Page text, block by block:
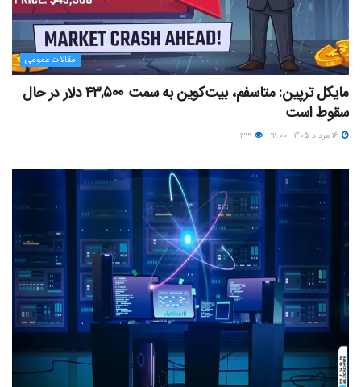
مقالات عمومی
مایکل ترپین: متاسفم، بیت‌کوین به سمت ۴۳,۵۰۰ دلار در حال
سقوط است